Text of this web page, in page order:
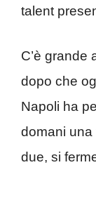
talent
C’è grande
dopo che
Napoli ha
domani una
due, si